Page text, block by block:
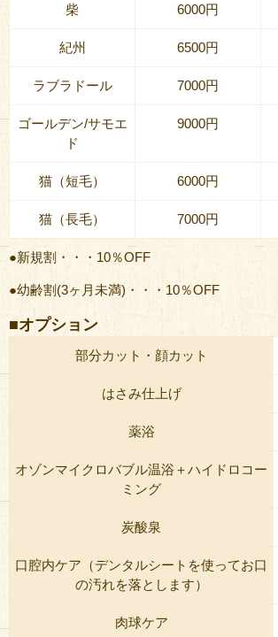
柴 6000円
紀州 6500円
ラブラドール 7000円
ゴールデン/サモエ
ド
9000円
猫（短毛） 6000円
猫（長毛） 7000円
●新規割・・・10％OFF
●幼齢割(3ヶ月未満)・・・10％OFF
■オプション
部分カット・顔カット
はさみ仕上げ
薬浴
オゾンマイクロバブル温浴＋ハイドロコー
ミング
炭酸泉
口腔内ケア（デンタルシートを使ってお口
の汚れを落とします）
肉球ケア